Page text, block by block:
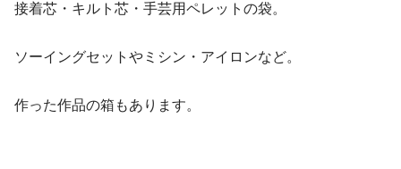
接着芯・キルト芯・手芸用ペレットの袋。
ソーイングセットやミシン・アイロンなど。
作った作品の箱もあります。